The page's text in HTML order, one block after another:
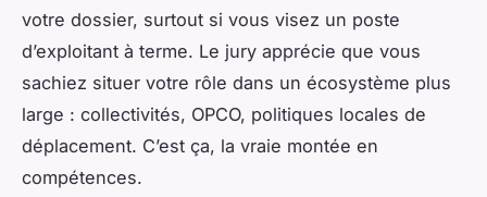
votre dossier, surtout si vous visez un poste
d’exploitant à terme. Le jury apprécie que vous
sachiez situer votre rôle dans un écosystème plus
large : collectivités, OPCO, politiques locales de
déplacement. C’est ça, la vraie montée en
compétences.